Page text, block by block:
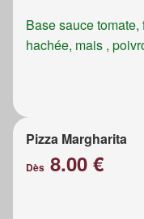
Base sauce
hachée, mais ,
Pizza Margharita
Dès 8.00 €